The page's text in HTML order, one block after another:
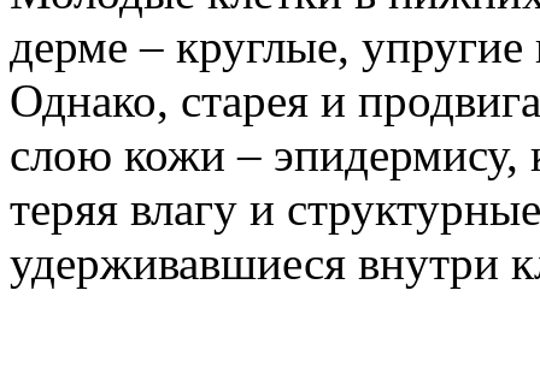
дерме – круглые,
Однако, старея и
слою кожи – эпидермису,
теряя влагу и
удерживавшиеся внутри